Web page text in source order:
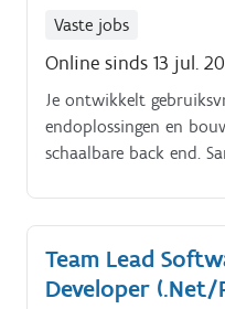
Vaste jobs
Online sinds 13 jul.
Je ontwikkelt
endoplossingen en
schaalbare back end.
Team Lead
Developer (.Net/